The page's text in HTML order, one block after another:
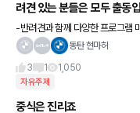
려견 있는 분들은 모두 출동
-반려견과 함께 다양한 프로그램 마련 -예약 없이 자유롭게 이용 가능 BMW코
는 8일부터 10월30일까지 인천
동탄 현마허
3
1 1,050
자유주제
중식은 진리죠